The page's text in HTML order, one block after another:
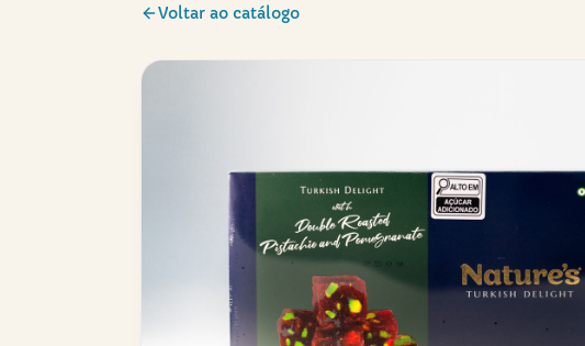
Voltar ao catálogo